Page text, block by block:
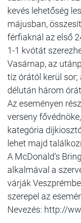
kevés lehetőség
májusban,
férfiaknál az első
1-1 kvótát
Vasárnap, az
tíz órától kerül
délután három
Az eseményen
verseny
kategória
lehet majd
A McDonald’s
alkalmával a
várják
szerepel az
Nevezés: http://